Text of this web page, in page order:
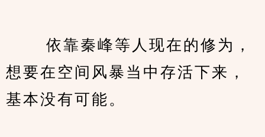
依靠秦峰等人现在的修为，
想要在空间风暴当中存活下来，
基本没有可能。